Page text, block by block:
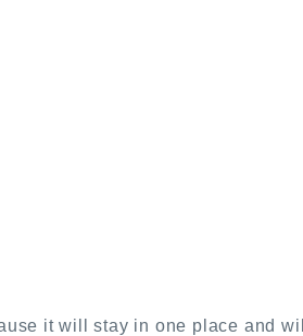
it will stay in one place and will